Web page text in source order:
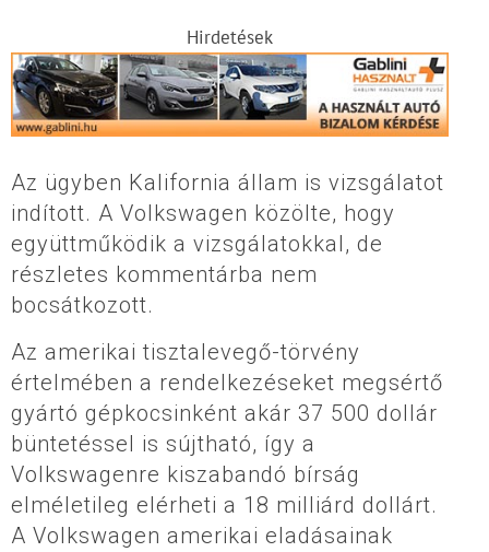
Hirdetések
Az ügyben Kalifornia állam is vizsgálatot
indított. A Volkswagen közölte, hogy
együttműködik a vizsgálatokkal, de
részletes kommentárba nem
bocsátkozott.
Az amerikai tisztalevegő-törvény
értelmében a rendelkezéseket megsértő
gyártó gépkocsinként akár 37 500 dollár
büntetéssel is sújtható, így a
Volkswagenre kiszabandó bírság
elméletileg elérheti a 18 milliárd dollárt.
A Volkswagen amerikai eladásainak